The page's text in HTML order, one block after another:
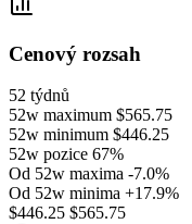
Cenový rozsah
52 týdnů
52w maximum $565.75
52w minimum $446.25
52w pozice 67%
Od 52w maxima -7.0%
Od 52w minima +17.9%
$446.25 $565.75